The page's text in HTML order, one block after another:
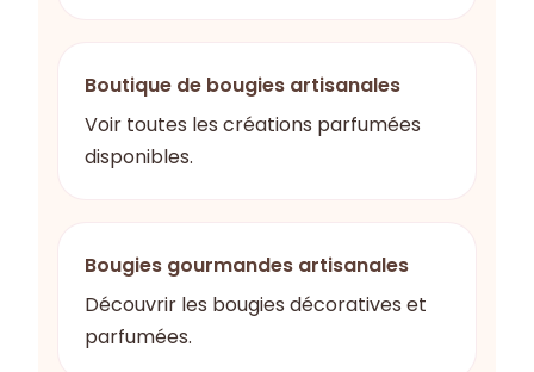
Boutique de bougies artisanales
Voir toutes les créations parfumées
disponibles.
Bougies gourmandes artisanales
Découvrir les bougies décoratives et
parfumées.